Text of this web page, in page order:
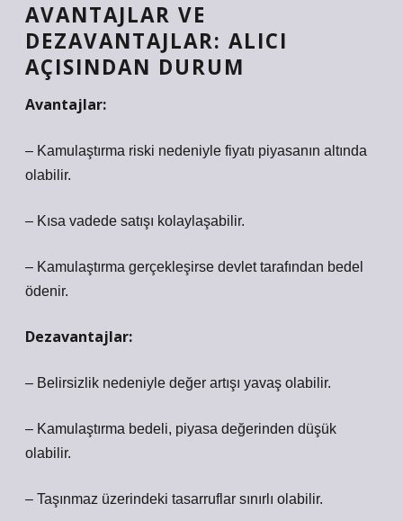
AVANTAJLAR VE
DEZAVANTAJLAR: ALICI
AÇISINDAN DURUM
Avantajlar:
– Kamulaştırma riski nedeniyle fiyatı piyasanın altında
olabilir.
– Kısa vadede satışı kolaylaşabilir.
– Kamulaştırma gerçekleşirse devlet tarafından bedel
ödenir.
Dezavantajlar:
– Belirsizlik nedeniyle değer artışı yavaş olabilir.
– Kamulaştırma bedeli, piyasa değerinden düşük
olabilir.
– Taşınmaz üzerindeki tasarruflar sınırlı olabilir.